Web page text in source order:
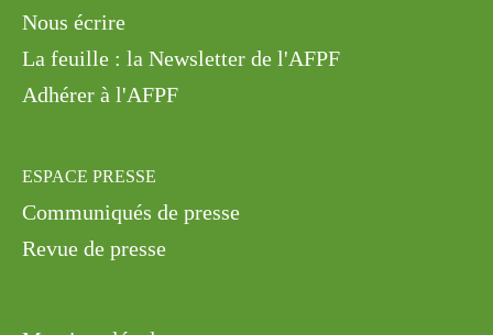
Nous écrire
La feuille : la Newsletter de l'AFPF
Adhérer à l'AFPF
ESPACE PRESSE
Communiqués de presse
Revue de presse